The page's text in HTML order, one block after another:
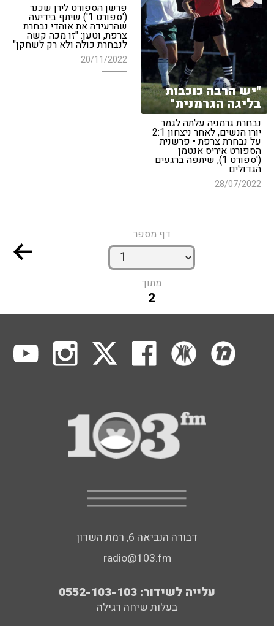
פרשן הספורט לירן שכנר
('ספורט 1') שיתף בידיעה
שהרעידה את אוהדי נבחרת
צרפת, וטען: "זו מכה קשה
לנבחרת כולה ולא רק לשחקן"
20/11/2022
"יש הרבה כוכבות
בליגה הגרמנית"
נבחרת גרמניה עלתה לגמר
יורו הנשים, לאחר ניצחון 2:1
על נבחרת צרפת • פרשנית
הספורט איריס אנטמן
('ספורט 1), שיתפה ברגעים
הגדולים
28/07/2022
דף מספר
מתוך
2
דבורה הנביאה 6, רמת השרון
radio@103.fm
עלייה לשידור: 0552-103-103
בעלות שיחה רגילה